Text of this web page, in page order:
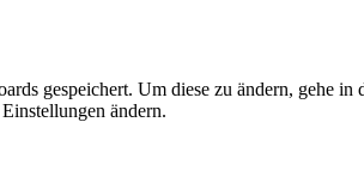
gespeichert. Um diese zu ändern, gehe
ändern.